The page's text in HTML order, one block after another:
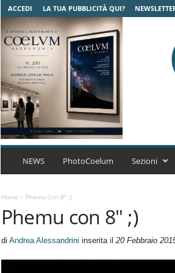
ACCEDI LA TUA PUBBLICITÀ QUI?
C
m
r
NEWS PhotoCoelum Sezioni
Home > Phemu Con 8" ;)
Phemu con 8" ;)
di Andrea Alessandrini inserita il 20 Febbraio